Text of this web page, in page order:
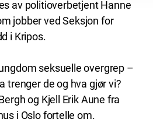
av politioverbetjent Hanne
jobber ved Seksjon for
i Kripos.
seksuelle overgrep –
trenger de og hva gjør vi?
og Kjell Erik Aune fra
i Oslo fortelle om.